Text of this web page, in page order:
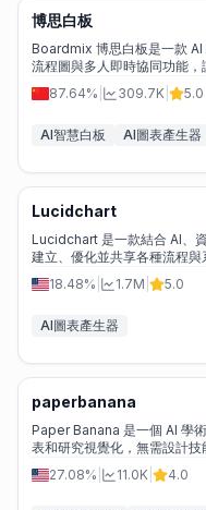
博思白板
Boardmix 博思白板是一款 AI
流程圖與多人即時協同功能，
87.64%
309.7K 5.0
AI智慧白板 AI圖表產生器
Lucidchart
Lucidchart 是一款結合 AI、
建立、優化並共享各種流程與
18.48%
1.7M 5.0
AI圖表產生器
paperbanana
Paper Banana 是一個 AI 學
表和研究視覺化，無需設計技
27.08%
11.0K 4.0